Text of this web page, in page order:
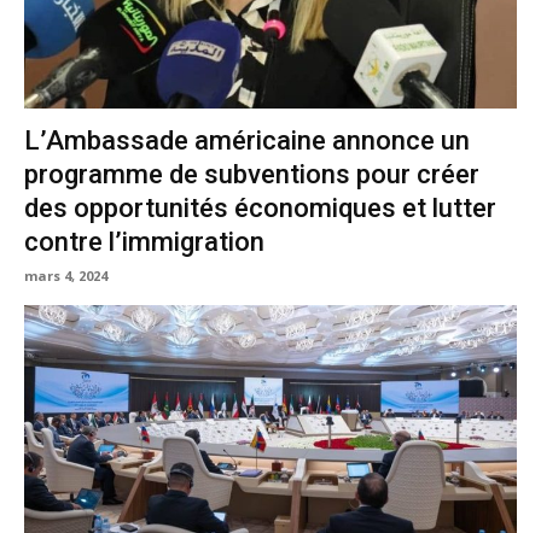
L’Ambassade américaine annonce un
programme de subventions pour créer
des opportunités économiques et lutter
contre l’immigration
mars 4, 2024